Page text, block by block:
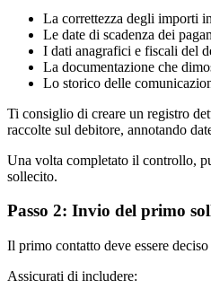
La correttezza degli importi
Le date di scadenza dei
I dati anagrafici e fiscali del
La documentazione che
Lo storico delle
Ti consiglio di creare un registro
raccolte sul debitore, annotando
Una volta completato il controllo,
sollecito.
Passo 2: Invio del primo
Il primo contatto deve essere
Assicurati di includere: